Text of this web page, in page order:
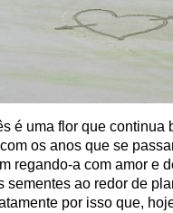
é uma flor que continua
os anos que se
regando-a com amor e
sementes ao redor de
por isso que,